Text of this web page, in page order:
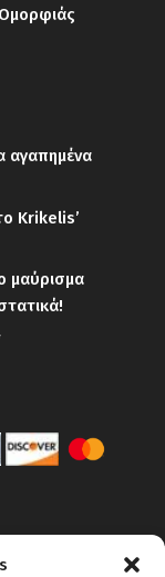
αγαπημένα
Krikelis’
μαύρισμα